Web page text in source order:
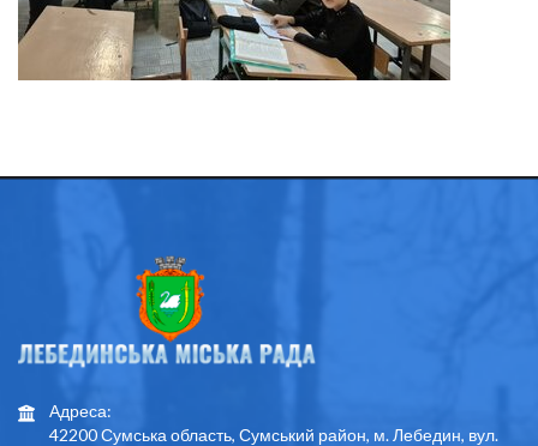
Адреса:
42200 Сумська область, Сумський район, м. Лебедин, вул.